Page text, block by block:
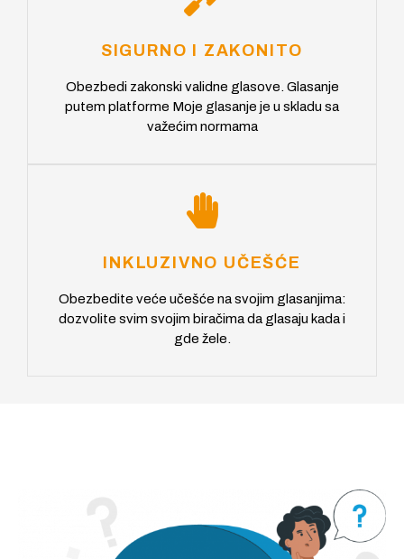
SIGURNO I ZAKONITO
Obezbedi zakonski validne glasove. Glasanje
putem platforme Moje glasanje je u skladu sa
važećim normama
INKLUZIVNO UČEŠĆE
Obezbedite veće učešće na svojim glasanjima:
dozvolite svim svojim biračima da glasaju kada i
gde žele.